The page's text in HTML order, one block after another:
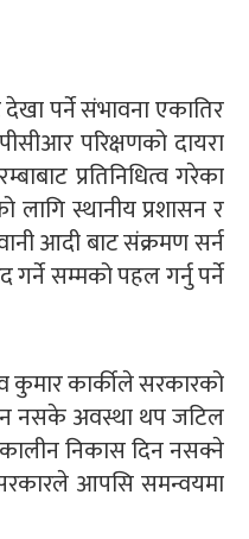
पर्ने संभावना एकातिर
परिक्षणको दायरा
प्रतिनिधित्व गरेका
स्थानीय प्रशासन र
आदी बाट संक्रमण सर्न
सम्मको पहल गर्नु पर्ने
कुमार कार्कीले सरकारको
नसके अवस्था थप जटिल
निकास दिन नसक्ने
आपसि समन्वयमा